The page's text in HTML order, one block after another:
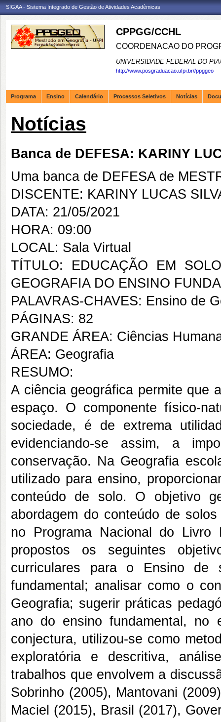
SIGAA - Sistema Integrado de Gestão de Atividades Acadêmicas
CPPGG/CCHL
COORDENACAO DO
UNIVERSIDADE FEDERAL DO
http://www.posgraduacao.ufpi.br//ppggeo
Programa Ensino Calendário Processos Seletivos Notícias
Notícias
Banca de DEFESA: KARINY
Uma banca de DEFESA de
DISCENTE: KARINY LUCAS
DATA: 21/05/2021
HORA: 09:00
LOCAL: Sala Virtual
TÍTULO: EDUCAÇÃO EM
GEOGRAFIA DO ENSINO
PALAVRAS-CHAVES: Ensino de
PÁGINAS: 82
GRANDE ÁREA: Ciências
ÁREA: Geografia
RESUMO:
A ciência geográfica permite que
espaço. O componente físico-
sociedade, é de extrema
evidenciando-se assim, a
conservação. Na Geografia
utilizado para ensino,
conteúdo de solo. O objetivo
abordagem do conteúdo de
no Programa Nacional do Livro
propostos os seguintes
curriculares para o Ensino
fundamental; analisar como o
Geografia; sugerir práticas
ano do ensino fundamental, no
conjectura, utilizou-se como
exploratória e descritiva,
trabalhos que envolvem a
Sobrinho (2005), Mantovani
Maciel (2015), Brasil (2017),